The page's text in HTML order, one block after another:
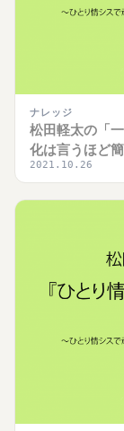
ナレッジ
松田軽太の「
化は言うほど
2021.10.26